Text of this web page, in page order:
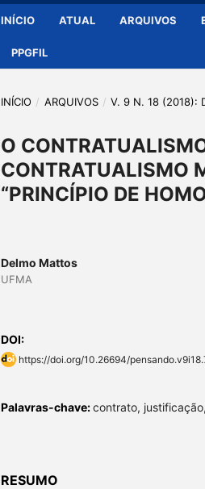
INÍCIO ATUAL ARQUIVOS
PPGFIL
INÍCIO / ARQUIVOS / V. 9 N. 18 (2018):
O
CONTRATUALISMO
“PRINCÍPIO DE
Delmo Mattos
UFMA
DOI:
https://doi.org/10.26694/
Palavras-chave:contrato,
RESUMO